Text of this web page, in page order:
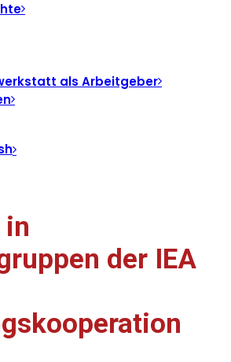
als Arbeitgeber
der IEA